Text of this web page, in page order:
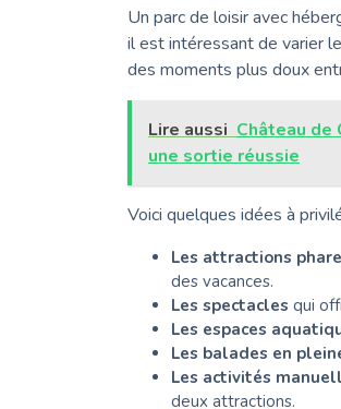
Un parc de loisir avec
il est intéressant de varier
des moments plus doux
Lire aussi Château
une sortie réussie
Voici quelques idées à
Les attractions
des vacances.
Les spectacles qui
Les espaces
Les balades en
Les activités
deux attractions.